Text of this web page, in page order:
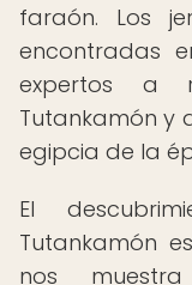
faraón. Los
encontradas
expertos a
Tutankamón y
egipcia de la
El
Tutankamón
nos